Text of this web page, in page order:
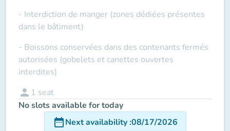
- Interdiction de manger (zones dédiées présentes
dans le bâtiment)
- Boissons conservées dans des contenants fermés
autorisées (gobelets et canettes ouvertes
interdites)
person 1 seat
No slots available for today
date_rangeNext availability:08/17/2026